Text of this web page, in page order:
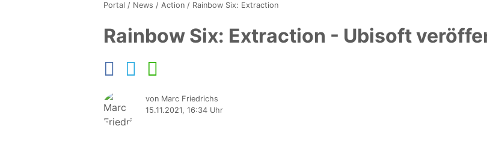
Portal / News / Action / Rainbow Six: Extraction
Rainbow Six: Extraction - Ubisoft
von Marc Friedrichs
15.11.2021, 16:34 Uhr